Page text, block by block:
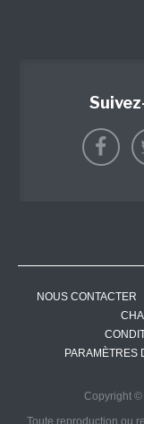
NOUS CONTACTER
PARAMÈTRES
Copyright ©
Toute reproduction ou